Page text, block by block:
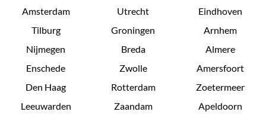
Amsterdam Utrecht
Eindhoven
Tilburg
Groningen
Arnhem
Nijmegen
Breda
Almere
Enschede
Zwolle
Amersfoort
Den Haag
Rotterdam
Zoetermeer
Leeuwarden
Zaandam
Apeldoorn